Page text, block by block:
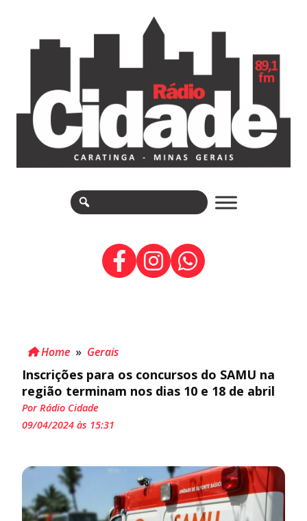
Home » Gerais
Inscrições para os concursos do SAMU na
região terminam nos dias 10 e 18 de abril
Por Rádio Cidade
09/04/2024 às 15:31